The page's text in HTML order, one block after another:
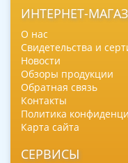
ИНТЕРНЕТ-
О нас
Свидетельства и
Новости
Обзоры продукции
Обратная связь
Контакты
Политика
Карта сайта
СЕРВИСЫ